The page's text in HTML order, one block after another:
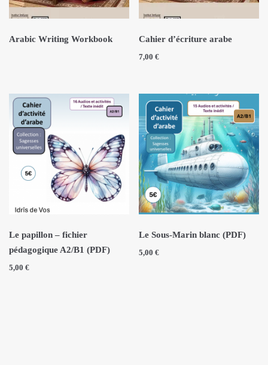
ÉCRITS DE L’AUTEUR
QUI S.N.
RECRUTEMENT
Arabic Writing Workbook Cahier d’écriture arabe
7,00€
Le papillon – fichier
pédagogique A2/B1 (PDF)
5,00 €
Le Sous-Marin blanc (PDF)
5,00€